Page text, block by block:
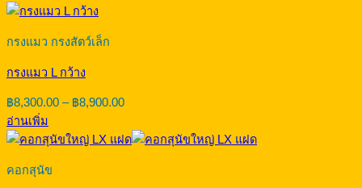
กรงแมว กรงสัตว์เล็ก
กรงแมว L กว้าง
฿8,300.00 – ฿8,900.00Price
฿8,300.00
through
อ่านเพิ่ม
คอกสุนัข